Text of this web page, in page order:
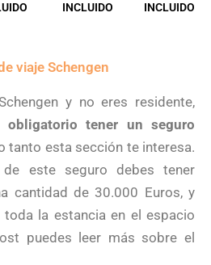
INCLUIDO INCLUIDO
viaje Schengen
y no eres residente,
obligatorio tener un seguro
tanto esta sección te interesa.
este seguro debes tener
cantidad de 30.000 Euros, y
la estancia en el espacio
puedes leer más sobre el